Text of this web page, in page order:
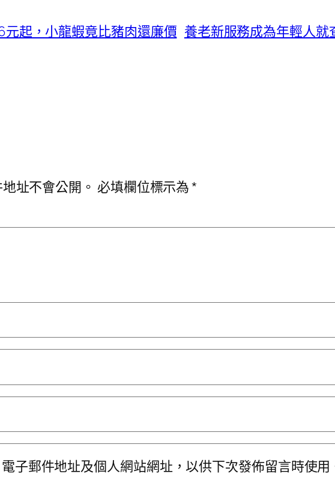
起，小龍蝦竟比豬肉還廉價 養老新服務成為年輕人
址不會公開。 必填欄位標示為*
子郵件地址及個人網站網址，以供下次發佈留言時使用